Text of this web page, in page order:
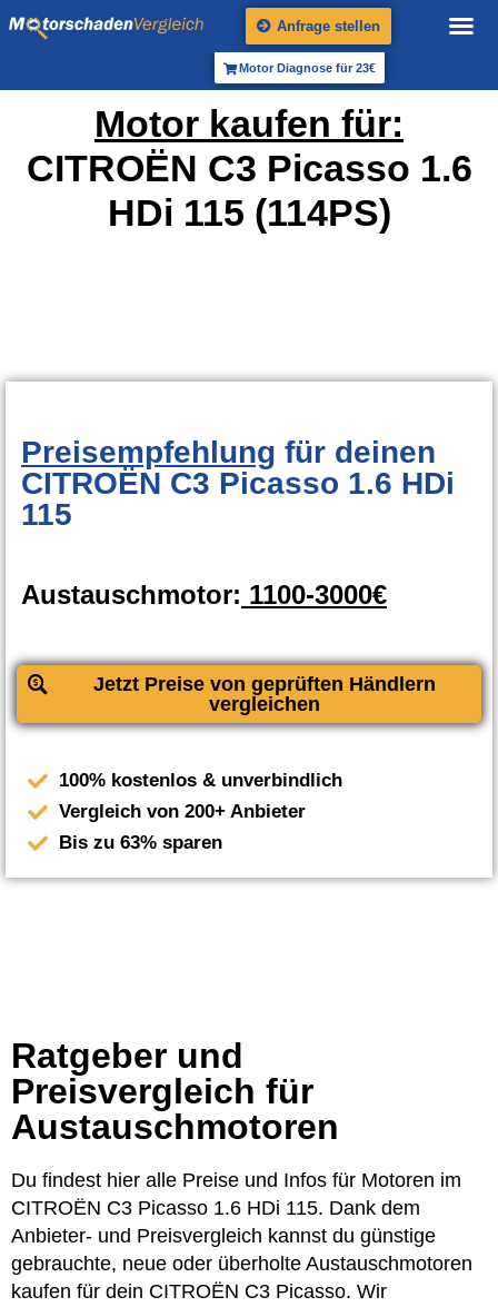
Anfrage stellen
Motor Diagnose für 23€
Motor kaufen für:
CITROËN C3 Picasso 1.6
HDi 115 (114PS)
Preisempfehlung für deinen
CITROËN C3 Picasso 1.6 HDi
115
Austauschmotor: 1100-3000€
Jetzt Preise von geprüften Händlern
vergleichen
100% kostenlos & unverbindlich
Vergleich von 200+ Anbieter
Bis zu 63% sparen
Ratgeber und
Preisvergleich für
Austauschmotoren
Du findest hier alle Preise und Infos für Motoren im
CITROËN C3 Picasso 1.6 HDi 115. Dank dem
Anbieter- und Preisvergleich kannst du günstige
gebrauchte, neue oder überholte Austauschmotoren
kaufen für dein CITROËN C3 Picasso. Wir